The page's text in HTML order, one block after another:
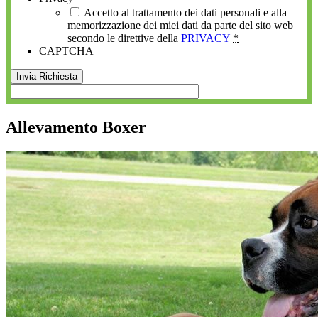
Accetto al trattamento dei dati personali e alla
memorizzazione dei miei dati da parte del sito web
secondo le direttive della PRIVACY *
CAPTCHA
Allevamento Boxer